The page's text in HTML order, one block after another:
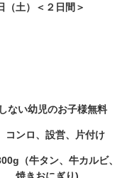
土）＜２日間＞
ない幼児のお子様無料
コンロ、設営、片付け
（牛タン、牛カルビ、
、焼きおにぎり)